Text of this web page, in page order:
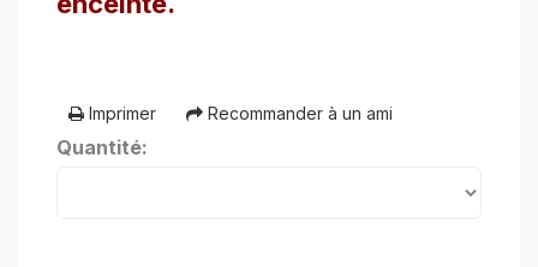
Imprimer Recommander à un ami
Quantité: